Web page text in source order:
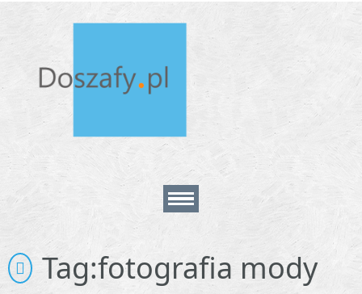
HomeTag:fotografia mody